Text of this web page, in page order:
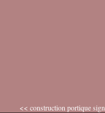
<< construction portique